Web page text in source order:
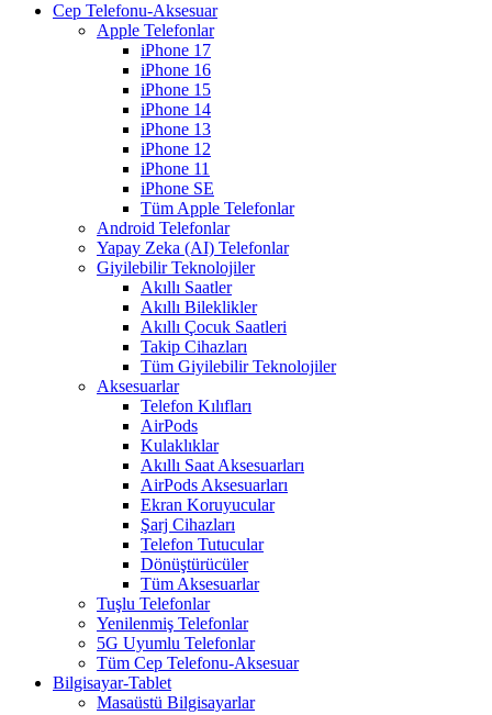
Cep Telefonu-Aksesuar
Apple Telefonlar
iPhone 17
iPhone 16
iPhone 15
iPhone 14
iPhone 13
iPhone 12
iPhone 11
iPhone SE
Tüm Apple Telefonlar
Android Telefonlar
Yapay Zeka (AI) Telefonlar
Giyilebilir Teknolojiler
Akıllı Saatler
Akıllı Bileklikler
Akıllı Çocuk Saatleri
Takip Cihazları
Tüm Giyilebilir Teknolojiler
Aksesuarlar
Telefon Kılıfları
AirPods
Kulaklıklar
Akıllı Saat Aksesuarları
AirPods Aksesuarları
Ekran Koruyucular
Şarj Cihazları
Telefon Tutucular
Dönüştürücüler
Tüm Aksesuarlar
Tuşlu Telefonlar
Yenilenmiş Telefonlar
5G Uyumlu Telefonlar
Tüm Cep Telefonu-Aksesuar
Bilgisayar-Tablet
Masaüstü Bilgisayarlar